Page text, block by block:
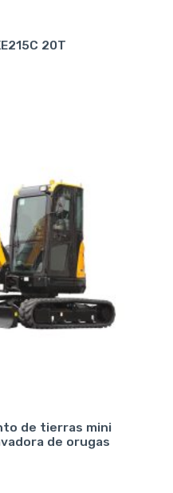
20T
de tierras mini
de orugas